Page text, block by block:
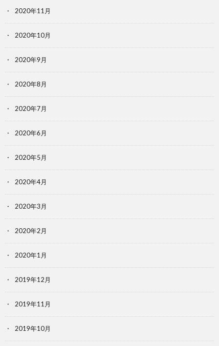
2020年11月
2020年10月
2020年9月
2020年8月
2020年7月
2020年6月
2020年5月
2020年4月
2020年3月
2020年2月
2020年1月
2019年12月
2019年11月
2019年10月